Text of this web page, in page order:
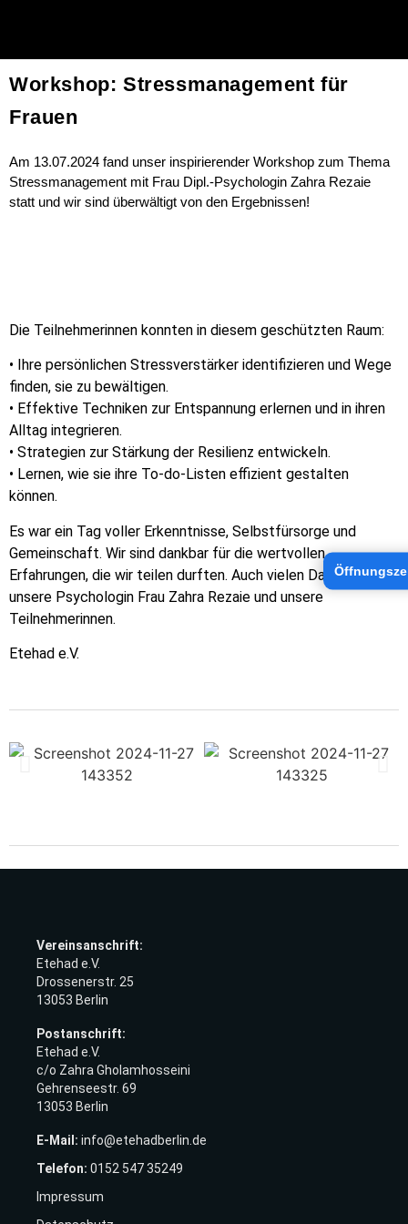
Workshop: Stressmanagement für
Frauen
Am 13.07.2024 fand unser inspirierender Workshop zum Thema
Stressmanagement mit Frau Dipl.-Psychologin Zahra Rezaie
statt und wir sind überwältigt von den Ergebnissen!
Die Teilnehmerinnen konnten in diesem geschützten Raum:
• Ihre persönlichen Stressverstärker identifizieren und Wege
finden, sie zu bewältigen.
• Effektive Techniken zur Entspannung erlernen und in ihren
Alltag integrieren.
• Strategien zur Stärkung der Resilienz entwickeln.
• Lernen, wie sie ihre To-do-Listen effizient gestalten
können.
Es war ein Tag voller Erkenntnisse, Selbstfürsorge und
Gemeinschaft. Wir sind dankbar für die wertvollen
Erfahrungen, die wir teilen durften. Auch vielen Dank an
unsere Psychologin Frau Zahra Rezaie und unsere
Teilnehmerinnen.
Etehad e.V.
Vereinsanschrift:
Etehad e.V.
Drossenerstr. 25
13053 Berlin
Postanschrift:
Etehad e.V.
c/o Zahra Gholamhosseini
Gehrenseestr. 69
13053 Berlin
E-Mail: info@etehadberlin.de
Telefon: 0152 547 35249
Impressum​